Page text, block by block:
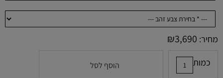
מחיר: ₪3,690
כמות הוסף לסל